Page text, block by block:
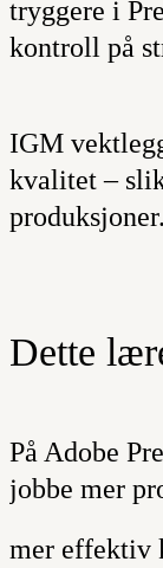
tryggere i
kontroll på
IGM
kvalitet –
produksjoner.
Dette
På Adobe
jobbe mer
mer effektiv